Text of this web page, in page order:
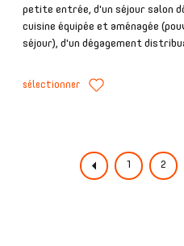
petite entrée, d'un séjour salon
cuisine équipée et aménagée
séjour), d'un dégagement
sélectionner
1 2